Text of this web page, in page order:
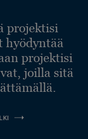
projektisi
hyödyntää
projektisi
joilla sitä